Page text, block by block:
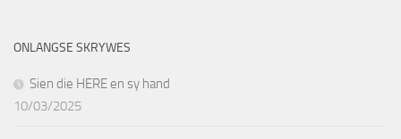
ONLANGSE SKRYWES
Sien die HERE en sy hand
10/03/2025